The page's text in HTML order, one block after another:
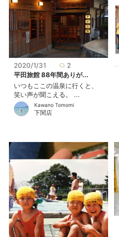
2020/1/31
2
平田旅館 88年間ありが...
いつもここの温泉に行くと、
笑い声が聞こえる。 ...
Kawano Tomomi
下関店